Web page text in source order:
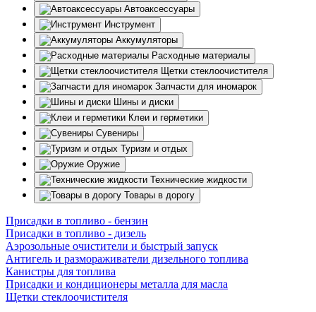
Автоаксессуары
Инструмент
Аккумуляторы
Расходные материалы
Щетки стеклоочистителя
Запчасти для иномарок
Шины и диски
Клеи и герметики
Сувениры
Туризм и отдых
Оружие
Технические жидкости
Товары в дорогу
Присадки в топливо - бензин
Присадки в топливо - дизель
Аэрозольные очистители и быстрый запуск
Антигель и размораживатели дизельного топлива
Канистры для топлива
Присадки и кондиционеры металла для масла
Щетки стеклоочистителя